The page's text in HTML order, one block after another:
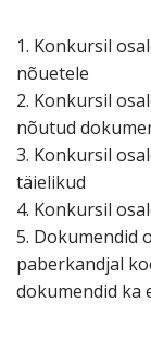
1. Konkursil
nõuetele
2. Konkursil
nõutud
3. Konkursil
täielikud
4. Konkursil
5. Dokumendid
paberkandjal
dokumendid ka